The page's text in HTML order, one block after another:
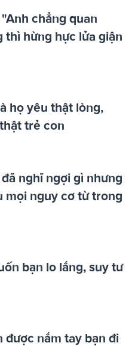
chẳng quan
hừng hực lửa giận
họ yêu thật lòng,
trẻ con
nghĩ ngợi gì nhưng
mọi nguy cơ từ trong
bạn lo lắng, suy tư
được nắm tay bạn đi